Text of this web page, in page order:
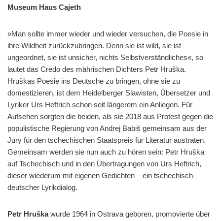
Museum Haus Cajeth
»Man sollte immer wieder und wieder versuchen, die Poesie in
ihre Wildheit zurückzubringen. Denn sie ist wild, sie ist
ungeordnet, sie ist unsicher, nichts Selbstverständliches«, so
lautet das Credo des mährischen Dichters Petr Hruška.
Hruškas Poesie ins Deutsche zu bringen, ohne sie zu
domestizieren, ist dem Heidelberger Slawisten, Übersetzer und
Lyriker Urs Heftrich schon seit längerem ein Anliegen. Für
Aufsehen sorgten die beiden, als sie 2018 aus Protest gegen die
populistische Regierung von Andrej Babiš gemeinsam aus der
Jury für den tschechischen Staatspreis für Literatur austraten.
Gemeinsam werden sie nun auch zu hören sein: Petr Hruška
auf Tschechisch und in den Übertragungen von Urs Heftrich,
dieser wiederum mit eigenen Gedichten – ein tschechisch-
deutscher Lyrikdialog.
Petr Hruškawurde 1964 in Ostrava geboren, promovierte über